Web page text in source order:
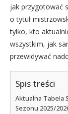
jak przygotować
o tytuł
tylko, kto
wszystkim, jak
przewidywać
Spis treści
Aktualna Tabela
Sezonu 2025/